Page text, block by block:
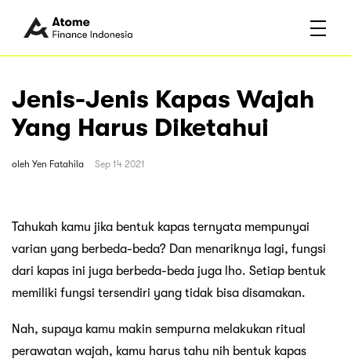
Jenis-Jenis Kapas Wajah
Yang Harus Diketahui
oleh Yen Fatahila Sep 14 2021
Tahukah kamu jika bentuk kapas ternyata mempunyai
varian yang berbeda-beda? Dan menariknya lagi, fungsi
dari kapas ini juga berbeda-beda juga lho. Setiap bentuk
memiliki fungsi tersendiri yang tidak bisa disamakan.
Nah, supaya kamu makin sempurna melakukan ritual
perawatan wajah, kamu harus tahu nih bentuk kapas